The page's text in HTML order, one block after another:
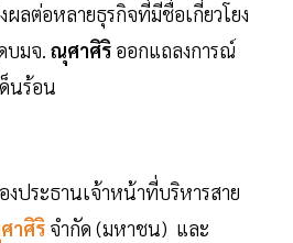
ลต่อหลายธุรกิจที่มีชื่อเกี่ยวโยง
บมจ. ณุศาศิริ ออกแถลงการณ์
นร้อน
ประธานเจ้าหน้าที่บริหารสาย
าศิริ จำกัด (มหาชน) และ